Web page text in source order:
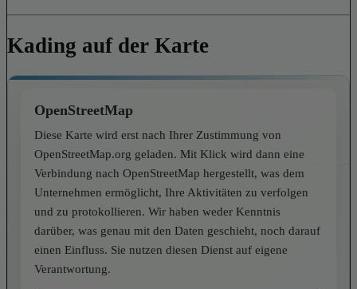
Kading auf der Karte
OpenStreetMap
Diese Karte wird erst nach Ihrer Zustimmung von
OpenStreetMap.org geladen. Mit Klick wird dann eine
Verbindung nach OpenStreetMap hergestellt, was dem
Unternehmen ermöglicht, Ihre Aktivitäten zu verfolgen
und zu protokollieren. Wir haben weder Kenntnis
darüber, was genau mit den Daten geschieht, noch darauf
einen Einfluss. Sie nutzen diesen Dienst auf eigene
Verantwortung.